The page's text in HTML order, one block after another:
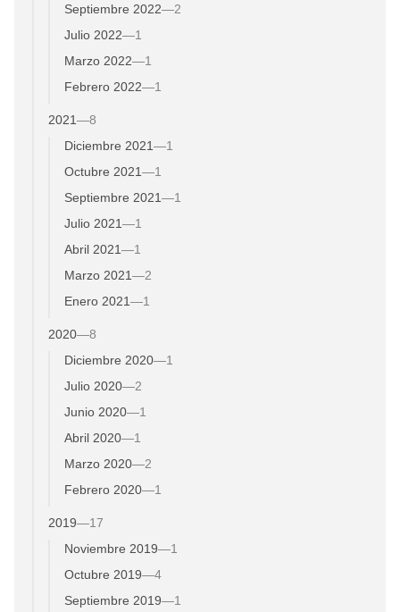
Septiembre 2022—2
Julio 2022—1
Marzo 2022—1
Febrero 2022—1
2021—8
Diciembre 2021—1
Octubre 2021—1
Septiembre 2021—1
Julio 2021—1
Abril 2021—1
Marzo 2021—2
Enero 2021—1
2020—8
Diciembre 2020—1
Julio 2020—2
Junio 2020—1
Abril 2020—1
Marzo 2020—2
Febrero 2020—1
2019—17
Noviembre 2019—1
Octubre 2019—4
Septiembre 2019—1